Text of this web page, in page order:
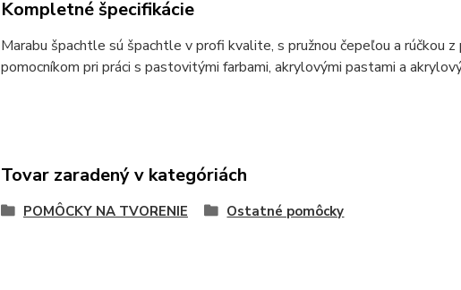
Kompletné špecifikácie
Marabu špachtle sú špachtle v profi kvalite, s pružnou čepeľou a rúčkou
pomocníkom pri práci s pastovitými farbami, akrylovými pastami a
Tovar zaradený v kategóriách
POMÔCKY NA TVORENIE Ostatné pomôcky